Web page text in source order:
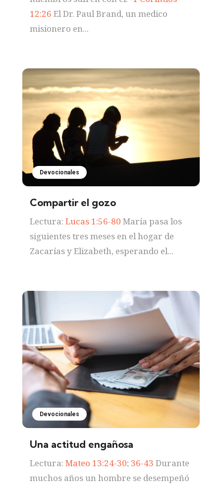
12:26 El Dr. Paul Brand, un medico
misionero en...
Devocionales
Compartir el gozo
Lectura: Lucas 1:56-80 María pasa los
siguientes tres meses en el hogar de
Zacarías y Elizabeth, esperando el...
Devocionales
Una actitud engañosa
Lectura: Mateo 13:24-30; 36-43 Durante
muchos años un hombre se desempeñó